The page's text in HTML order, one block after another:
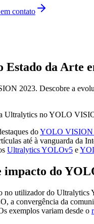
contato
da Arte
2023. Descobre a
doYOLO VISION
até à vanguarda
Ultralytics YOLOv5 e
impacto do
no utilizador do
a convergência da
exemplos variam desde o